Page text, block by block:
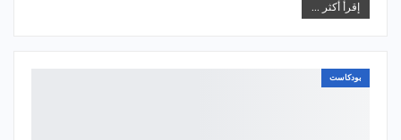
إقرأ أكثر ...
بودكاست